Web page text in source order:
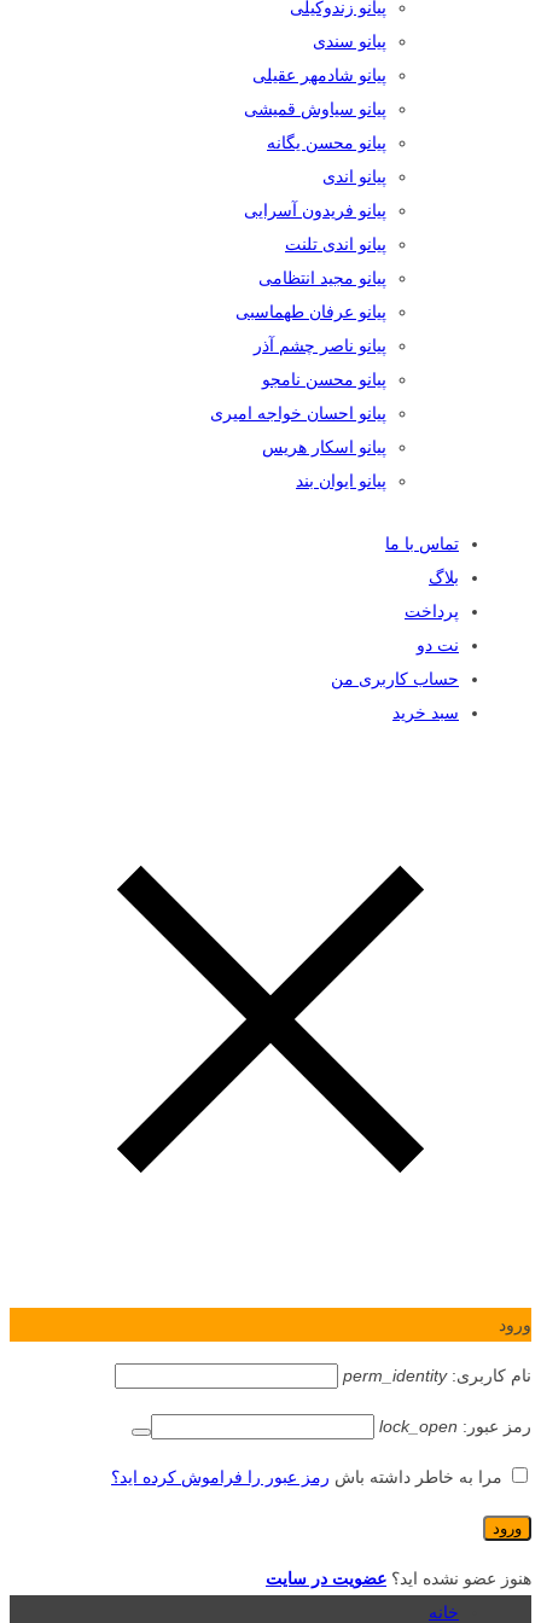
پیانو زندوکیلی
پیانو سندی
پیانو شادمهر عقیلی
پیانو سیاوش قمیشی
پیانو محسن یگانه
پیانو اندی
پیانو فریدون آسرایی
پیانو اندی تلنت
پیانو مجید انتظامی
پیانو عرفان طهماسبی
پیانو ناصر چشم آذر
پیانو محسن نامجو
پیانو احسان خواجه امیری
پیانو اسکار هریس
پیانو ایوان بند
تماس با ما
بلاگ
پرداخت
نت دو
حساب کاربری من
سبد خرید
ورود
نام کاربری:perm_identity
رمز عبور: lock_open
مرا به خاطر داشته باش رمز عبور را فراموش کرده اید؟
هنوز عضو نشده اید؟ عضویت در سایت
خانه